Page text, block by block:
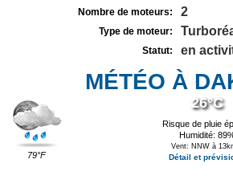
Nombre de moteurs: 2
Type de moteur:
Statut: en
MÉTÉO À
79°F
26°C
Risque de pluie
Humidité:
Vent: NNW à
Détail et